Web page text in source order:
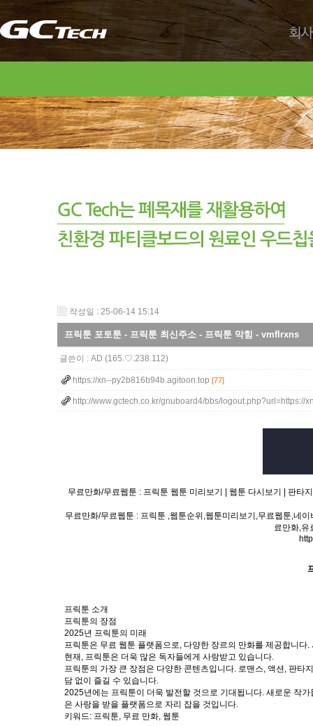
회사
작성일 : 25-06-14 15:14
프릭툰 포토툰 - 프릭툰 최신주소 - 프릭툰 막힘 - vmflrxns
글쓴이 : AD (165.♡.238.112)
https://xn--py2b816b94b.agitoon.top [77]
http://www.gctech.co.kr/gnuboard4/bbs/logout.php?url=https://
무료만화/무료웹툰 : 프릭툰 웹툰 미리보기 | 웹툰 다시보기 | 판타
무료만화/무료웹툰 : 프릭툰 ,웹툰순위,웹툰미리보기,무료웹툰,네
료만화,유
프릭툰 소개
프릭툰의 장점
2025년 프릭툰의 미래
프릭툰은 무료 웹툰 플랫폼으로, 다양한 장르의 만화를 제공합니
현재, 프릭툰은 더욱 많은 독자들에게 사랑받고 있습니다.
프릭툰의 가장 큰 장점은 다양한 콘텐츠입니다. 로맨스, 액션, 판타
담 없이 즐길 수 있습니다.
2025년에는 프릭툰이 더욱 발전할 것으로 기대됩니다. 새로운 작
은 사랑을 받을 플랫폼으로 자리 잡을 것입니다.
키워드: 프릭툰, 무료 만화, 웹툰